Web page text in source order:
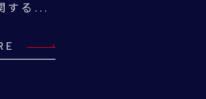
する...